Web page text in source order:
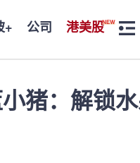
+ 公司 港美股
猪：解锁